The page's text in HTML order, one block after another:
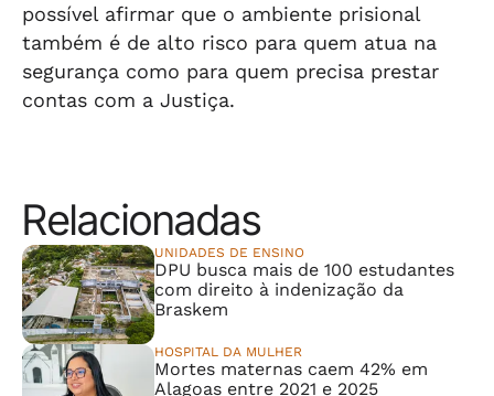
possível afirmar que o ambiente prisional
também é de alto risco para quem atua na
segurança como para quem precisa prestar
contas com a Justiça.
Relacionadas
UNIDADES DE ENSINO
DPU busca mais de 100 estudantes
com direito à indenização da
Braskem
HOSPITAL DA MULHER
Mortes maternas caem 42% em
Alagoas entre 2021 e 2025